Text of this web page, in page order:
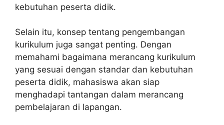
kebutuhan peserta didik.
Selain itu, konsep tentang pengembangan
kurikulum juga sangat penting. Dengan
memahami bagaimana merancang kurikulum
yang sesuai dengan standar dan kebutuhan
peserta didik, mahasiswa akan siap
menghadapi tantangan dalam merancang
pembelajaran di lapangan.